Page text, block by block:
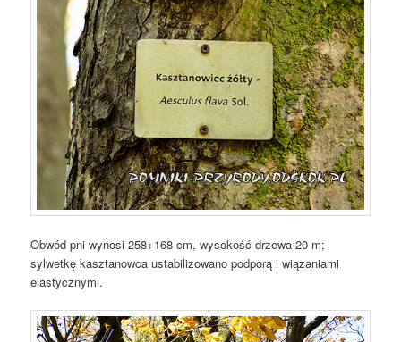
Obwód pni wynosi 258+168 cm, wysokość drzewa 20 m;
sylwetkę kasztanowca ustabilizowano podporą i wiązaniami
elastycznymi.